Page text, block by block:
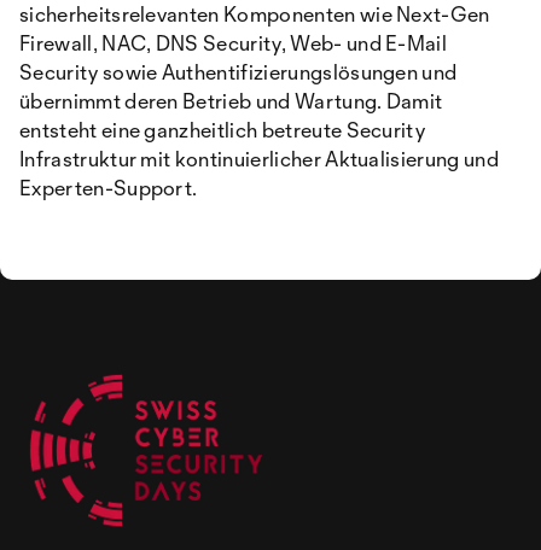
sicherheitsrelevanten Komponenten wie Next-Gen
Firewall, NAC, DNS Security, Web- und E-Mail
Security sowie Authentifizierungslösungen und
übernimmt deren Betrieb und Wartung. Damit
entsteht eine ganzheitlich betreute Security
Infrastruktur mit kontinuierlicher Aktualisierung und
Experten-Support.